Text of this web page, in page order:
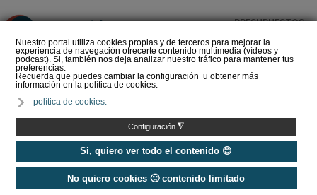
Nuestro portal utiliza cookies propias y de terceros para mejorar la
experiencia de navegación ofrecerte contenido multimedia (vídeos y
podcast). Si, también nos deja analizar nuestro tráfico para mantener tus
preferencias.
Recuerda que puedes cambiar la configuración u obtener más
información en la política de cookies.
política de cookies.
Configuración ◮
Si, quiero ver todo el contenido 😊
No quiero cookies 🙁 contenido limitado
PRESUPUESTOS
soluciones
Eficiencia Energética